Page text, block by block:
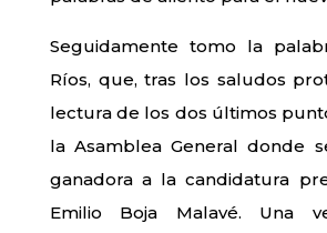
Seguidamente tomo la
Ríos, que, tras los saludos
lectura de los dos últimos
la Asamblea General donde
ganadora a la candidatura
Emilio Boja Malavé. Una